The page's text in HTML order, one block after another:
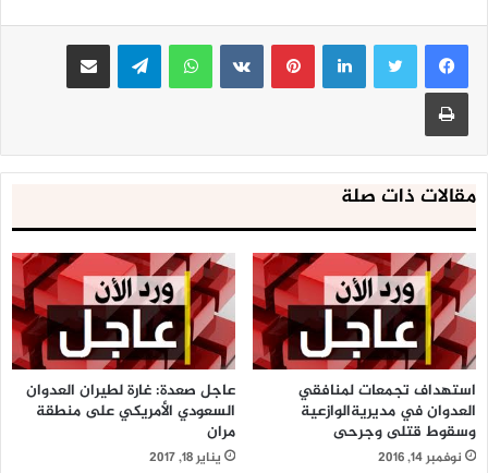
لينكدإنبينتيريست واتساب تيلقرام مشاركة عبر البريد
طباعة
مقالات ذات صلة
استهداف تجمعات لمنافقي
العدوان في مديريةالوازعية
وسقوط قتلى وجرحى
نوفمبر 14, 2016
عاجل صعدة: غارة لطيران العدوان
السعودي الأمريكي على منطقة
مران
يناير 18, 2017